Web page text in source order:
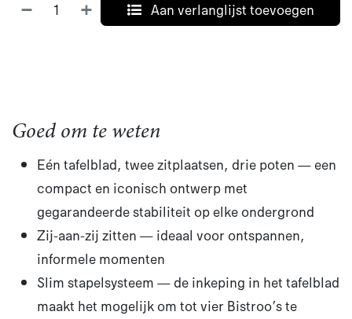
Aan verlanglijst toevoegen
Goed om te weten
Eén tafelblad, twee zitplaatsen, drie poten — een
compact en iconisch ontwerp met
gegarandeerde stabiliteit op elke ondergrond​
Zij-aan-zij zitten — ideaal voor ontspannen,
informele momenten
Slim stapelsysteem — de inkeping in het tafelblad
maakt het mogelijk om tot vier Bistroo’s te